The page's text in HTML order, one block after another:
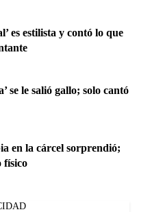
es estilista y contó lo que
se le salió gallo; solo cantó
en la cárcel sorprendió;
físico